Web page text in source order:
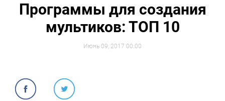
Программы для создания
мультиков: ТОП 10
Июнь 09, 2017 00:00